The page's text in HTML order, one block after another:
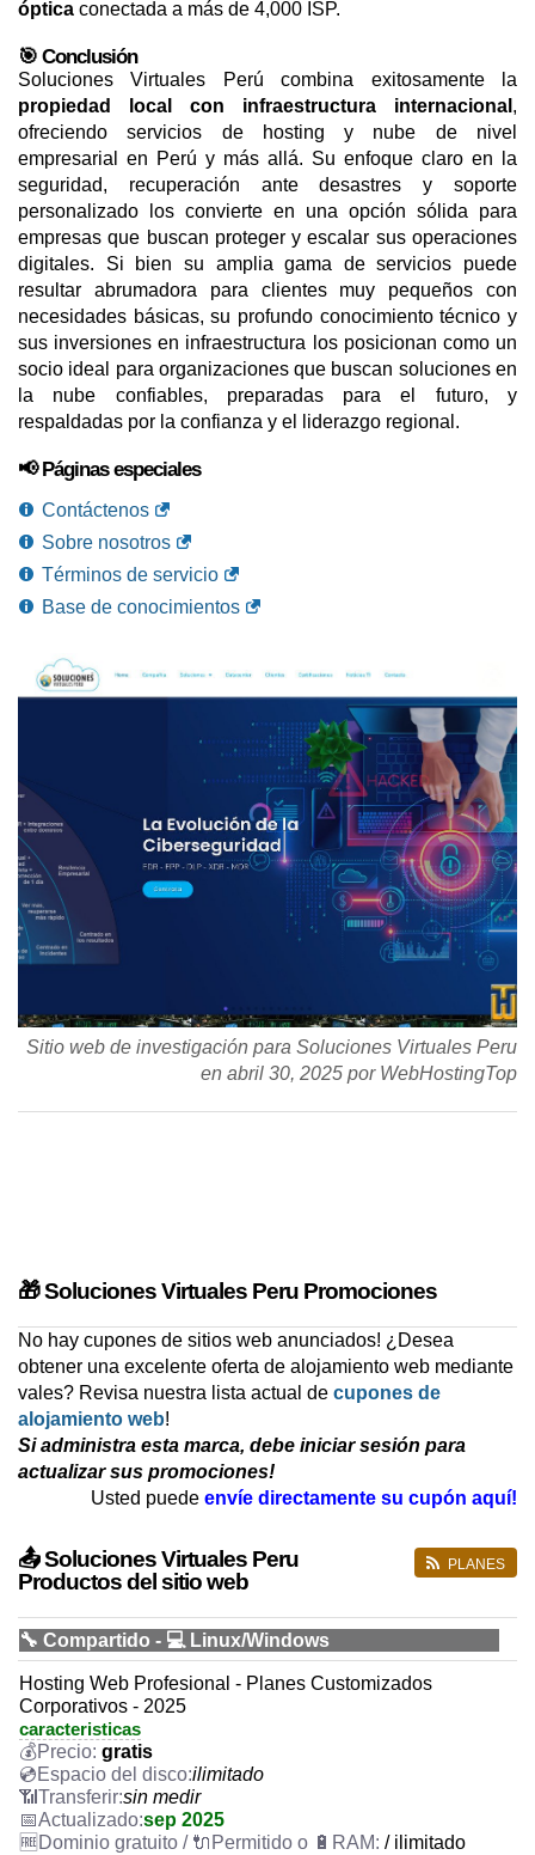
óptica conectada a más de 4,000 ISP.
🎯 Conclusión
Soluciones Virtuales Perú combina exitosamente la
propiedad local con infraestructura internacional ,
ofreciendo servicios de hosting y nube de nivel
empresarial en Perú y más allá. Su enfoque claro en la
seguridad, recuperación ante desastres y soporte
personalizado los convierte en una opción sólida para
empresas que buscan proteger y escalar sus operaciones
digitales. Si bien su amplia gama de servicios puede
resultar abrumadora para clientes muy pequeños con
necesidades básicas, su profundo conocimiento técnico y
sus inversiones en infraestructura los posicionan como un
socio ideal para organizaciones que buscan soluciones en
la nube confiables, preparadas para el futuro, y
respaldadas por la confianza y el liderazgo regional.
📢 Páginas especiales
Contáctenos
Sobre nosotros
Términos de servicio
Base de conocimientos
Sitio web de investigación para Soluciones Virtuales Peru
en abril 30, 2025 por WebHostingTop
🎁 Soluciones Virtuales Peru Promociones
No hay cupones de sitios web anunciados! ¿Desea
obtener una excelente oferta de alojamiento web mediante
vales? Revisa nuestra lista actual de cupones de
alojamiento web!
Si administra esta marca, debe iniciar sesión para
actualizar sus promociones!
Usted puede envíe directamente su cupón aquí!
PLANES
📤 Soluciones Virtuales Peru
Productos del sitio web
🔧 Compartido - 💻 Linux/Windows
Hosting Web Profesional - Planes Customizados
Corporativos - 2025
caracteristicas
gratis
ilimitado
sin medir
sep 2025
/ ilimitado